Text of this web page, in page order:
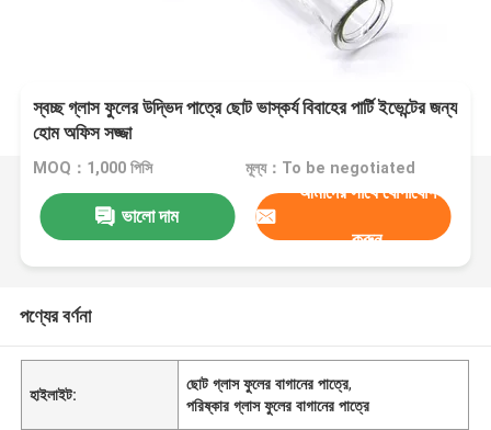
স্বচ্ছ গ্লাস ফুলের উদ্ভিদ পাত্রে ছোট ভাস্কর্য বিবাহের পার্টি ইভেন্টের জন্য
হোম অফিস সজ্জা
MOQ：1,000 পিসি মূল্য：To be negotiated
ভালো দাম
আমাদের সাথে যোগাযোগ
করুন
পণ্যের বর্ণনা
হাইলাইট:
ছোট গ্লাস ফুলের বাগানের পাত্রে,
পরিষ্কার গ্লাস ফুলের বাগানের পাত্রে